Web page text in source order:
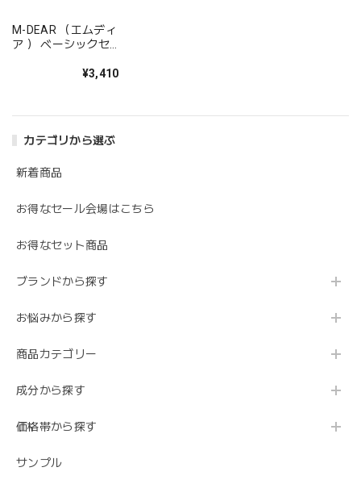
カテゴリから選ぶ
新着商品
お得なセール会場はこちら
お得なセット商品
ブランドから探す
お悩みから探す
商品カテゴリー
成分から探す
価格帯から探す
サンプル
M-DEAR （エムディ
ア ） ベーシックセ
¥3,410